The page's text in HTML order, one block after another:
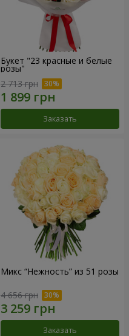
Букет "23 красные и белые
розы"
2 713 грн
Заказать
Микс “Нежность” из 51 розы
4 656 грн
Заказать